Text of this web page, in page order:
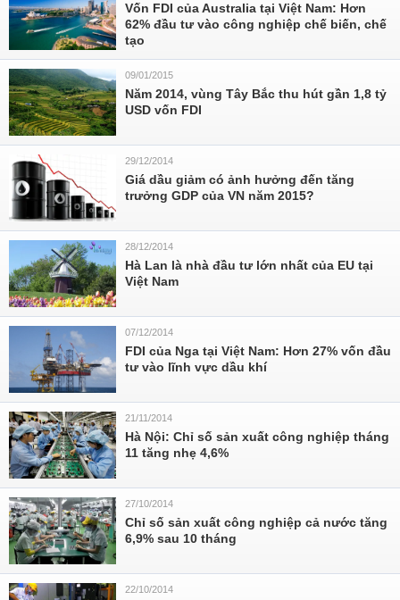
Vốn FDI của Australia tại Việt Nam: Hơn
62% đầu tư vào công nghiệp chế biến, chế
tạo
09/01/2015
Năm 2014, vùng Tây Bắc thu hút gần 1,8 tỷ
USD vốn FDI
29/12/2014
Giá dầu giảm có ảnh hưởng đến tăng
trưởng GDP của VN năm 2015?
28/12/2014
Hà Lan là nhà đầu tư lớn nhất của EU tại
Việt Nam
07/12/2014
FDI của Nga tại Việt Nam: Hơn 27% vốn đầu
tư vào lĩnh vực dầu khí
21/11/2014
Hà Nội: Chỉ số sản xuất công nghiệp tháng
11 tăng nhẹ 4,6%
27/10/2014
Chỉ số sản xuất công nghiệp cả nước tăng
6,9% sau 10 tháng
22/10/2014